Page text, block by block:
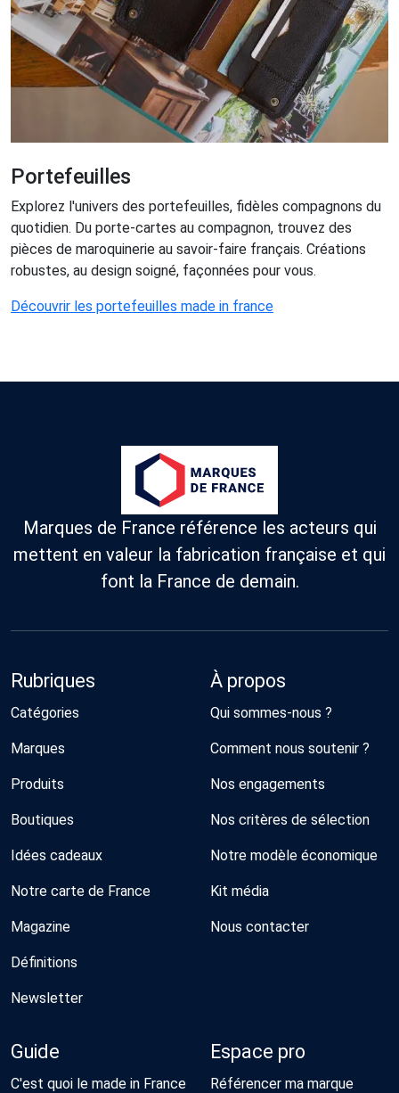
Portefeuilles
Explorez l'univers des portefeuilles, fidèles compagnons du
quotidien. Du porte-cartes au compagnon, trouvez des
pièces de maroquinerie au savoir-faire français. Créations
robustes, au design soigné, façonnées pour vous.
Découvrir les portefeuilles made in france
Marques de France référence les acteurs qui
mettent en valeur la fabrication française et qui
font la France de demain.
Rubriques
Catégories
Marques
Produits
Boutiques
Idées cadeaux
Notre carte de France
Magazine
Définitions
Newsletter
À propos
Qui sommes-nous ?
Comment nous soutenir ?
Nos engagements
Nos critères de sélection
Notre modèle économique
Kit média
Nous contacter
Guide
C'est quoi le made in France
Espace pro
Référencer ma marque